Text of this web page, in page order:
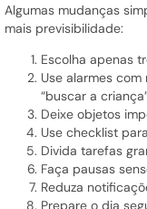
Algumas mudanças
mais previsibilidade:
Escolha apenas
Use alarmes com
“buscar a
Deixe objetos
Use checklist
Divida tarefas
Faça pausas
Reduza
Prepare o dia